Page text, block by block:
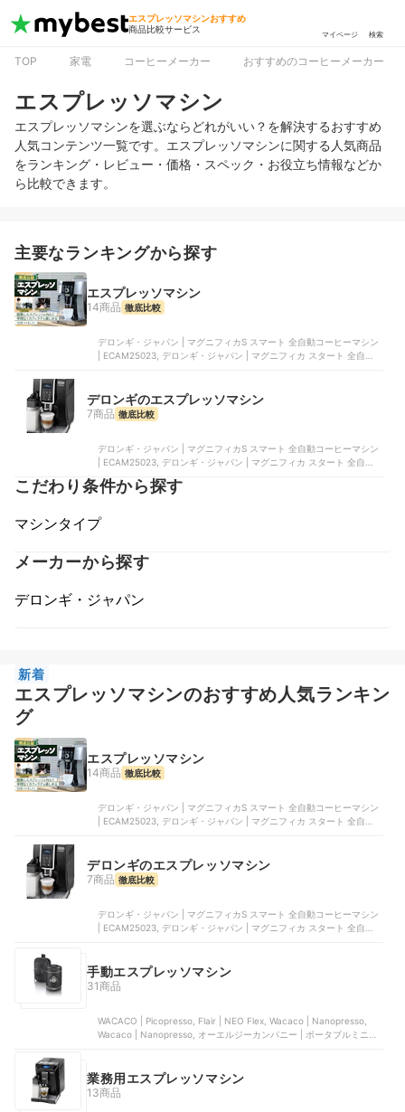
エスプレッソマシンおすすめ
商品比較サービス
マイページ 検索
TOP 家電 コーヒーメーカー おすすめのコーヒーメーカー
エスプレッソマシン
エスプレッソマシンを選ぶならどれがいい？を解決するおすすめ
人気コンテンツ一覧です。エスプレッソマシンに関する人気商品
をランキング・レビュー・価格・スペック・お役立ち情報などか
ら比較できます。
主要なランキングから探す
エスプレッソマシン
14商品 徹底比較
デロンギ・ジャパン | マグニフィカS スマート 全自動コーヒーマシン
自動コーヒーマシン | ECAM23120WN, デロンギ・ジャパン | マグニ
フィカS 全自動コーヒーマシン | ECAM22112B
デロンギのエスプレッソマシン
7商品 徹底比較
デロンギ・ジャパン | マグニフィカS スマート 全自動コーヒーマシン
ーヒーマシン | ECAM22020B, デロンギ・ジャパン | ディナミカ ミル
クタンク付 | ECAM35055B, デロンギ・ジャパン | マグニフィカS 全
フィカS 全自動コーヒーマシン | ECAM22112B
こだわり条件から探す
マシンタイプ
メーカーから探す
デロンギ・ジャパン
新着
エスプレッソマシンのおすすめ人気ランキン
グ
エスプレッソマシン
14商品 徹底比較
デロンギ・ジャパン | マグニフィカS スマート 全自動コーヒーマシン
自動コーヒーマシン | ECAM23120WN, デロンギ・ジャパン | マグニ
フィカS 全自動コーヒーマシン | ECAM22112B
デロンギのエスプレッソマシン
7商品 徹底比較
デロンギ・ジャパン | マグニフィカS スマート 全自動コーヒーマシン
自動コーヒーマシン | ECAM23120WN, デロンギ・ジャパン | マグニ
フィカS 全自動コーヒーマシン | ECAM22112B
手動エスプレッソマシン
31商品
WACACO | Picopresso, Flair | NEO Flex, Wacaco | Nanopresso,
Wacaco | Nanopresso, オーエルジーカンパニー | ポータブルミニエ
業務用エスプレッソマシン
13商品